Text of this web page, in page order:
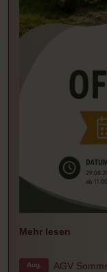
Mehr lesen
Aug. AGV